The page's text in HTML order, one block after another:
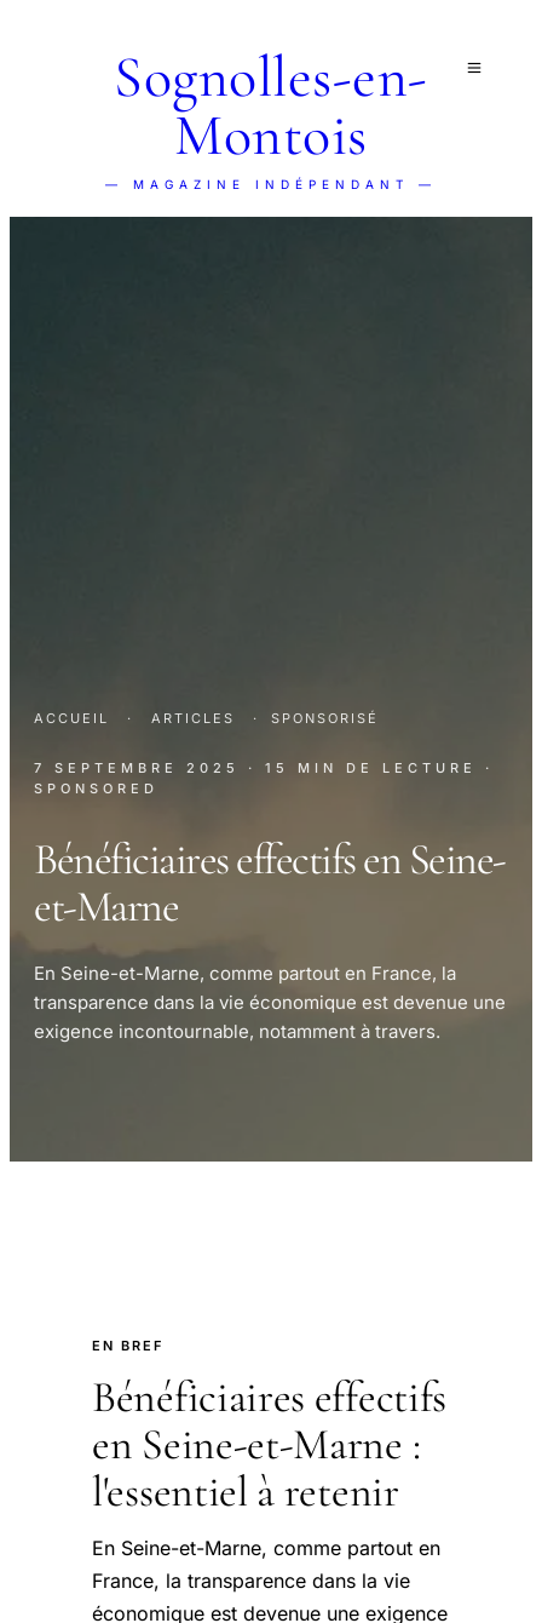
Sognolles-en-
Montois
— MAGAZINE INDÉPENDANT —
ACCUEIL · ARTICLES · SPONSORISÉ
7 SEPTEMBRE 2025 · 15 MIN DE LECTURE
·
SPONSORED
Bénéficiaires effectifs en Seine-
et-Marne
En Seine-et-Marne, comme partout en France, la
transparence dans la vie économique est devenue une
exigence incontournable, notamment à travers.
EN BREF
Bénéficiaires effectifs
en Seine-et-Marne :
l'essentiel à retenir
En Seine-et-Marne, comme partout en
France, la transparence dans la vie
économique est devenue une exigence